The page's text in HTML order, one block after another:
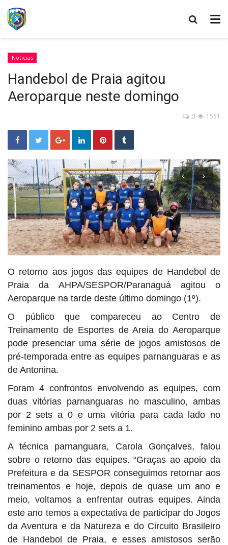
Notícias
Handebol de Praia agitou
Aeroparque neste domingo
1551
0
O retorno aos jogos das equipes de Handebol de
Praia da AHPA/SESPOR/Paranaguá agitou o
Aeroparque na tarde deste último domingo (1º).
O público que compareceu ao Centro de
Treinamento de Esportes de Areia do Aeroparque
pode presenciar uma série de jogos amistosos de
pré-temporada entre as equipes parnanguaras e as
de Antonina.
Foram 4 confrontos envolvendo as equipes, com
duas vitórias parnanguaras no masculino, ambas
por 2 sets a 0 e uma vitória para cada lado no
feminino ambas por 2 sets a 1.
A técnica parnanguara, Carola Gonçalves, falou
sobre o retorno das equipes. “Graças ao apoio da
Prefeitura e da SESPOR conseguimos retornar aos
treinamentos e hoje, depois de quase um ano e
meio, voltamos a enfrentar outras equipes. Ainda
este ano temos a expectativa de participar do Jogos
da Aventura e da Natureza e do Circuito Brasileiro
de Handebol de Praia, e esses amistosos serão